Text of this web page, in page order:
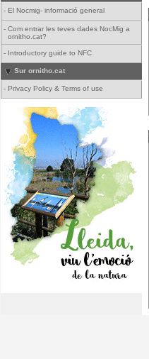
- El Nocmig- informació general
- Com entrar les teves dades NocMig a
ornitho.cat?
- Introductory guide to NFC
Sur ornitho.cat
- Privacy Policy & Terms of use